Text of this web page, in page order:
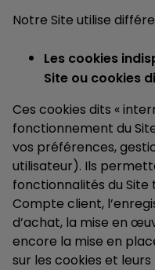
Notre Site utilise
Les cookies
Site ou cookies
Ces cookies dits «
fonctionnement du
vos préférences,
utilisateur). Ils
fonctionnalités du Site
Compte client,
d’achat, la mise en
encore la mise en
sur les cookies et